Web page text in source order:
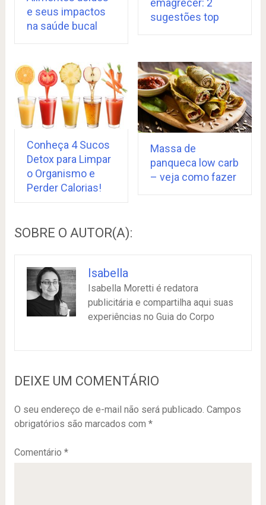
e seus impactos
na saúde bucal
emagrecer: 2
sugestões top
Conheça 4 Sucos
Detox para Limpar
o Organismo e
Perder Calorias!
Massa de
panqueca low carb
– veja como fazer
SOBRE O AUTOR(A):
Isabella
Isabella Moretti é redatora
publicitária e compartilha aqui suas
experiências no Guia do Corpo
DEIXE UM COMENTÁRIO
O seu endereço de e-mail não será publicado. Campos
obrigatórios são marcados com *
Comentário *